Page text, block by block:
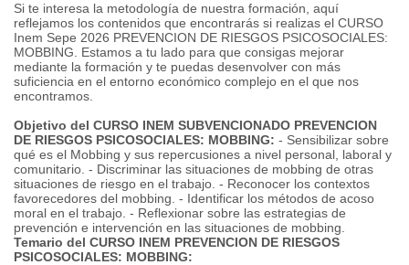
Si te interesa la metodología de nuestra formación, aquí
reflejamos los contenidos que encontrarás si realizas el CURSO
Inem Sepe 2026 PREVENCION DE RIESGOS PSICOSOCIALES:
MOBBING. Estamos a tu lado para que consigas mejorar
mediante la formación y te puedas desenvolver con más
suficiencia en el entorno económico complejo en el que nos
encontramos.
Objetivo del CURSO INEM SUBVENCIONADO PREVENCION
DE RIESGOS PSICOSOCIALES: MOBBING: - Sensibilizar sobre
qué es el Mobbing y sus repercusiones a nivel personal, laboral y
comunitario. - Discriminar las situaciones de mobbing de otras
situaciones de riesgo en el trabajo. - Reconocer los contextos
favorecedores del mobbing. - Identificar los métodos de acoso
moral en el trabajo. - Reflexionar sobre las estrategias de
prevención e intervención en las situaciones de mobbing.
Temario del CURSO INEM PREVENCION DE RIESGOS
PSICOSOCIALES: MOBBING: